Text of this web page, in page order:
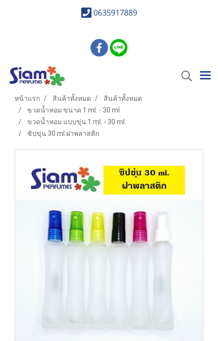
0635917889
หน้าแรก สินค้าทั้งหมด
สินค้าทั้งหมด
ขวดน้ำหอม ขนาด 1 ml. - 30 ml
ขวดน้ำหอม แบบขุ่น 1 ml. - 30 ml.
ซิปขุ่น 30 ml.ฝาพลาสติก